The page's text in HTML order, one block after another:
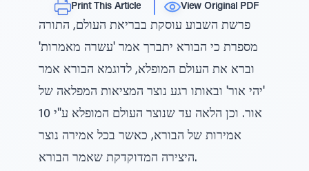
Print This Article View Original PDF
פרשת השבוע עוסקת בבריאת העולם, התורה
מספרת כי הבורא יתברך אמר 'עשרה מאמרות'
וברא את העולם המופלא, לדוגמא הבורא אמר
'יהי אור' ובאותו רגע נוצר המציאות המפלאה של
אור. וכן הלאה עד שנוצר העולם המופלא ע"י 10
אמירות של הבורא, כאשר בכל אמירה נוצר
היצירה המדוקדקת שאמר הבורא.